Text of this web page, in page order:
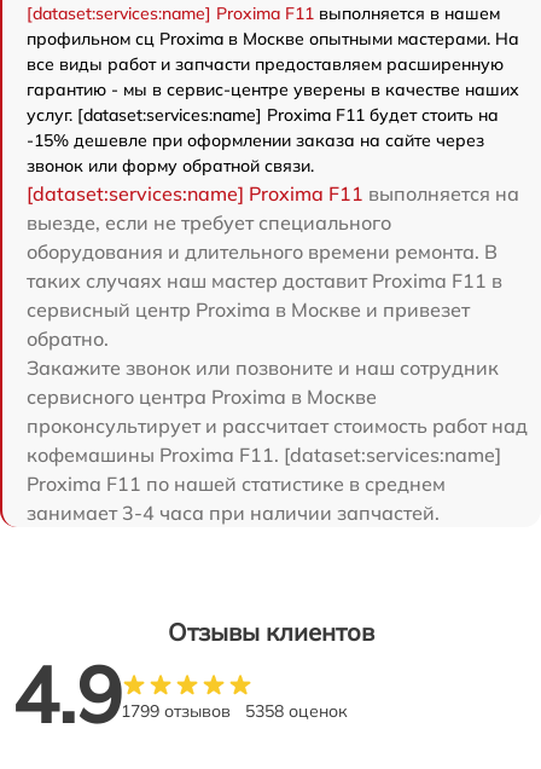
[dataset:services:name] Proxima F11 выполняется в нашем
профильном сц Proxima в Москве опытными мастерами. На
все виды работ и запчасти предоставляем расширенную
гарантию - мы в сервис-центре уверены в качестве наших
услуг. [dataset:services:name] Proxima F11 будет стоить на
-15% дешевле при оформлении заказа на сайте через
звонок или форму обратной связи.
[dataset:services:name] Proxima F11 выполняется на
выезде, если не требует специального
оборудования и длительного времени ремонта. В
таких случаях наш мастер доставит Proxima F11 в
сервисный центр Proxima в Москве и привезет
обратно.
Закажите звонок или позвоните и наш сотрудник
сервисного центра Proxima в Москве
проконсультирует и рассчитает стоимость работ над
кофемашины Proxima F11. [dataset:services:name]
Proxima F11 по нашей статистике в среднем
занимает 3-4 часа при наличии запчастей.
Отзывы клиентов
4.91799 отзывов 5358 оценок